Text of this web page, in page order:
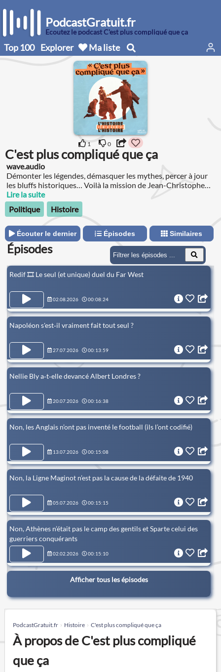
PodcastGratuit.fr
Écoutez le podcast C'est plus compliqué que ça
Top 100 Explorer Ma liste
1 0
C'est plus compliqué que ça
wave.audio
Démonter les légendes, démasquer les mythes, percer à jour
les bluffs historiques… Voilà la mission de Jean-Christophe
Piot.
Lire la suite
Politique
Histoire
Écouter le dernier Épisodes Similaires
Épisodes
Redif 🎞️ Le seul (et unique) duel du Far West
02.08.2026 00:08:24
Napoléon s'est‑il vraiment fait tout seul ?
27.07.2026 00:13:59
Nellie Bly a‑t‑elle devancé Albert Londres ?
20.07.2026 00:16:38
Non, les Anglais n’ont pas inventé le football (ils l’ont codifié)
13.07.2026 00:15:08
Non, la Ligne Maginot n’est pas la cause de la défaite de 1940
05.07.2026 00:15:15
Non, Athènes n’était pas le camp des gentils et Sparte celui des
guerriers conquérants
02.02.2026 00:15:10
Afficher tous les épisodes
PodcastGratuit.fr Histoire C'est plus compliqué que ça
À propos de C'est plus compliqué
que ça